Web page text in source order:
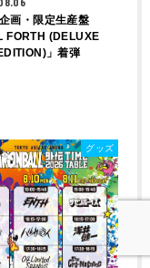
画・限定生産盤
FORTH (DELUXE
」着弾
グッズ